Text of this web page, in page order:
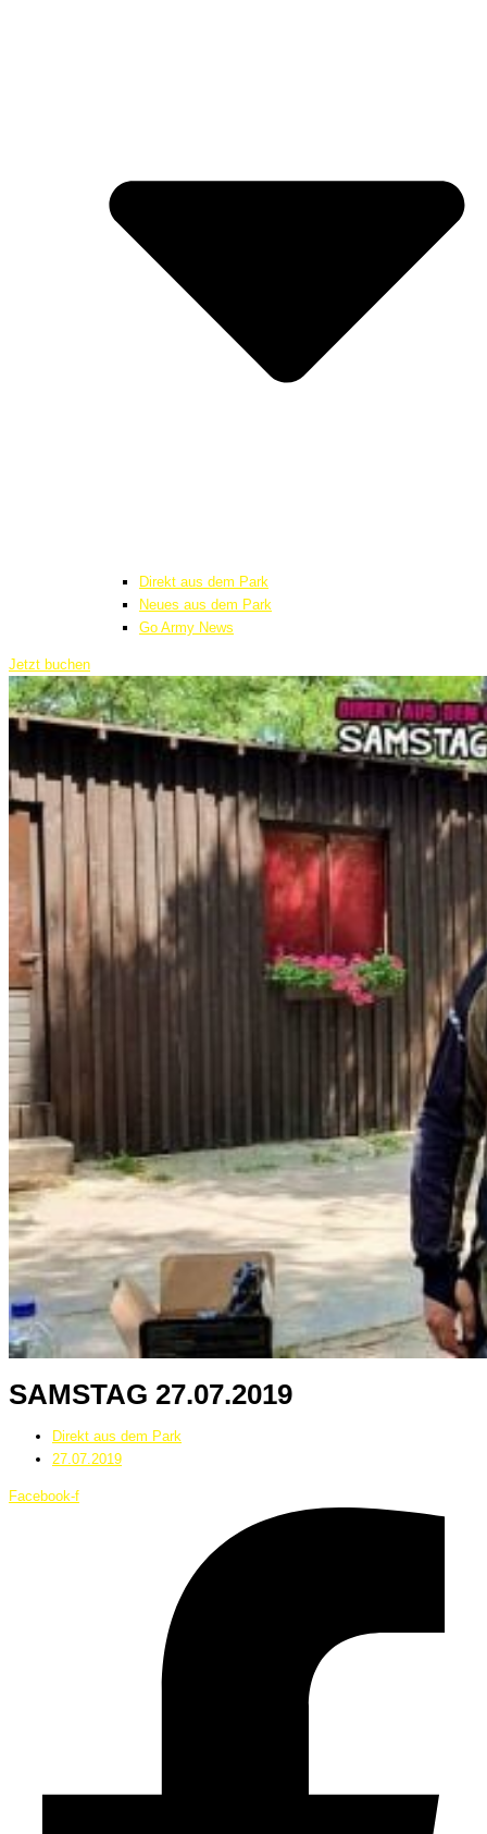
Direkt aus dem Park
Neues aus dem Park
Go Army News
Jetzt buchen
SAMSTAG 27.07.2019
Direkt aus dem Park
27.07.2019
Facebook-f